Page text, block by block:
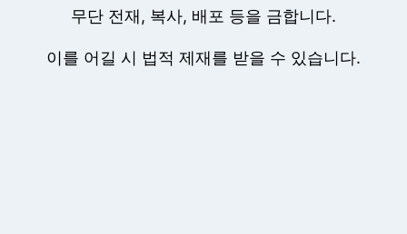
무단 전재, 복사, 배포 등을 금합니다.
이를 어길 시 법적 제재를 받을 수 있습니다.